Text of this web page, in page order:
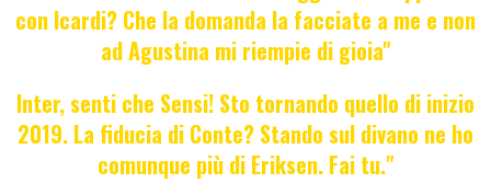
con Icardi? Che la domanda la facciate a me e non
ad Agustina mi riempie di gioia"
Inter, senti che Sensi! Sto tornando quello di inizio
2019. La fiducia di Conte? Stando sul divano ne ho
comunque più di Eriksen. Fai tu."